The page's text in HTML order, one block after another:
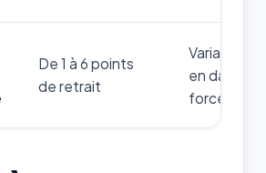
De 1 à 6 points
de retrait
Variable
en danger
forces de